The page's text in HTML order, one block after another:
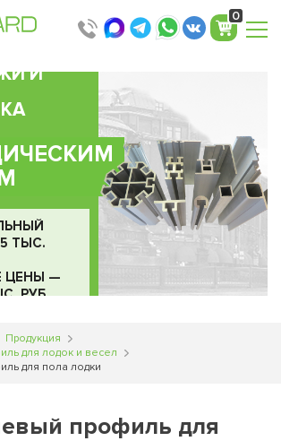
0
И
ТЫС.
ЦЕНЫ —
РУБ.
Продукция
для лодок и весел
для пола лодки
профиль для